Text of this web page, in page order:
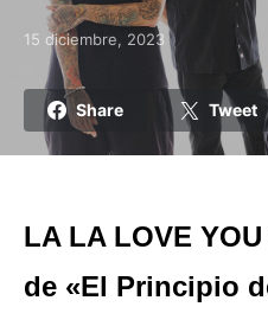
Posted on
15 diciembre, 2023
Share Tweet
LA LA LOVE
de «El Principio